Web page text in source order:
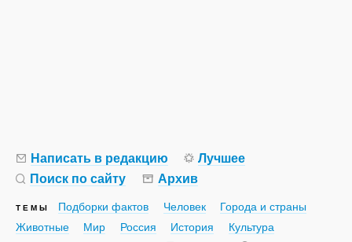
Написать в редакцию
Лучшее
Поиск по сайту
Архив
ТЕМЫ Подборки фактов Человек
Города и страны
Животные
Мир Россия История
Культура